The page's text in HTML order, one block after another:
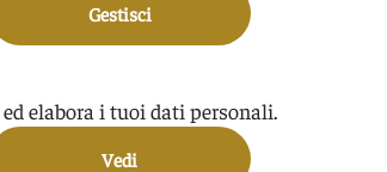
Gestisci
elabora i tuoi dati personali.
Vedi